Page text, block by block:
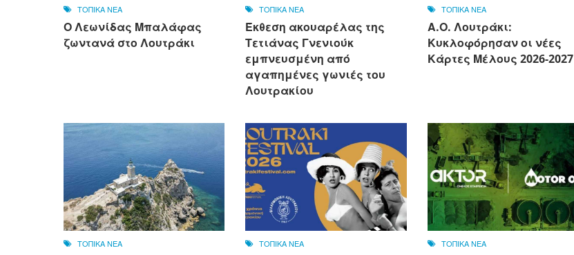
ΤΟΠΙΚΑ ΝΕΑ
Ο Λεωνίδας Μπαλάφας
ζωντανά στο Λουτράκι
ΤΟΠΙΚΑ ΝΕΑ
Έκθεση ακουαρέλας της
Τετιάνας Γνενιούκ
εμπνευσμένη από
αγαπημένες γωνιές του
Λουτρακίου
ΤΟΠΙΚΑ ΝΕΑ
Α.Ο. Λουτράκι:
Κυκλοφόρησαν οι νέες
Κάρτες Μέλους 2026-2027
ΤΟΠΙΚΑ ΝΕΑ ΤΟΠΙΚΑ ΝΕΑ ΤΟΠΙΚΑ ΝΕΑ